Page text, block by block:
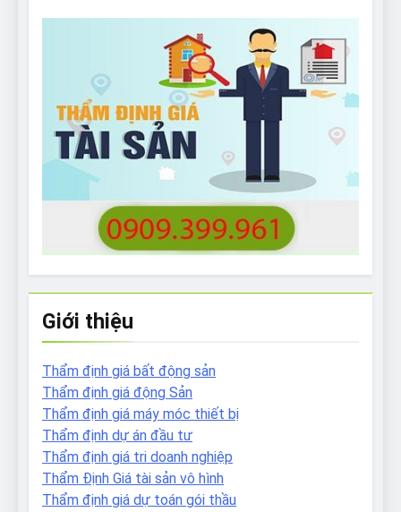
Giới thiệu
Thẩm định giá bất động sản
Thẩm định giá động Sản
Thẩm định giá máy móc thiết bị
Thẩm định dự án đầu tư
Thẩm định giá tri doanh nghiệp
Thẩm Định Giá tài sản vô hình
Thẩm định giá dự toán gói thầu